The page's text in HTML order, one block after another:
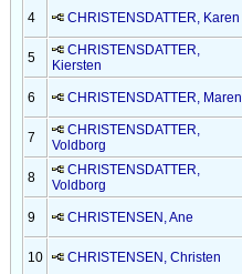
4 CHRISTENSDATTER, Karen
5
CHRISTENSDATTER,
Kiersten
6 CHRISTENSDATTER, Maren
7
CHRISTENSDATTER,
Voldborg
8
CHRISTENSDATTER,
Voldborg
9 CHRISTENSEN, Ane
10 CHRISTENSEN, Christen